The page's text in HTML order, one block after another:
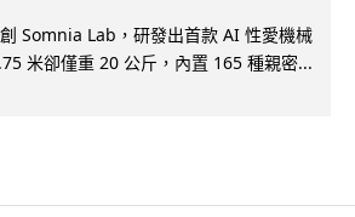
Somnia Lab，研發出首款 AI 性愛機械
米卻僅重 20 公斤，內置 165 種親密...